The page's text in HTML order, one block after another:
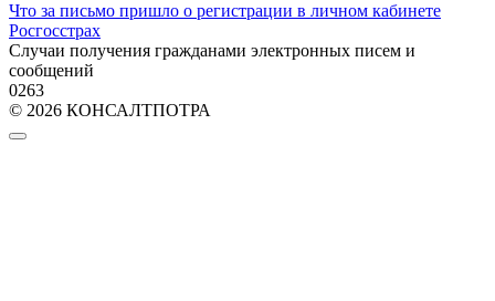
Что за письмо пришло о регистрации в личном кабинете
Росгосстрах
Случаи получения гражданами электронных писем и
сообщений
0263
© 2026 КОНСАЛТПОТРА